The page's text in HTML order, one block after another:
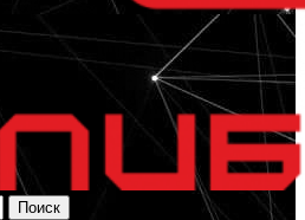
Поиск